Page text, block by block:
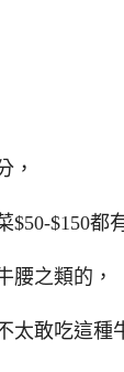
，
$150都
腰之類的，
太敢吃這種